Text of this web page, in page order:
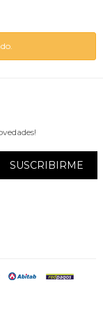
SUSCRIBIRME